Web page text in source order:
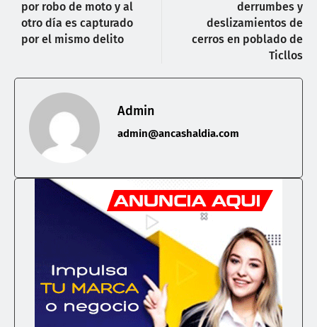
por robo de moto y al
otro día es capturado
por el mismo delito
derrumbes y
deslizamientos de
cerros en poblado de
Ticllos
Admin
admin@ancashaldia.com